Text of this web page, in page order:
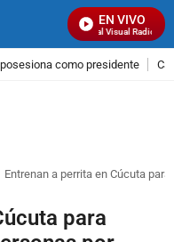
EN VIVO
Señal Visual Radio
como presidente
Entrenan a perrita en Cúcuta
para